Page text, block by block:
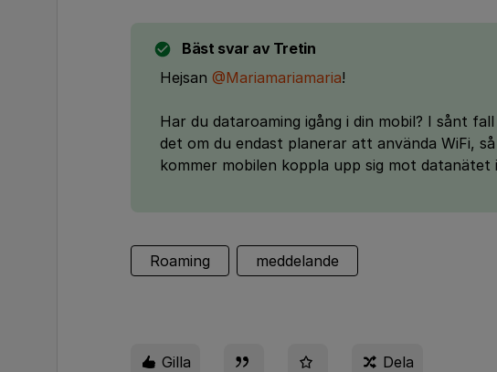
Bäst svar av Tretin
Hejsan @Mariamariamaria!
Har du dataroaming igång i din mobil? I sånt
det om du endast planerar att använda WiFi,
kommer mobilen koppla upp sig mot
Roaming meddelande
Gilla Dela